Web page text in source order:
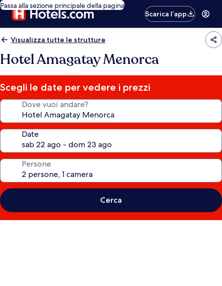
Passa alla sezione principale della pagina
Scarica l’app
Visualizza tutte le strutture
Hotel Amagatay Menorca
Scegli le date per vedere i prezzi
Dove vuoi andare?
Date
Persone
Cerca